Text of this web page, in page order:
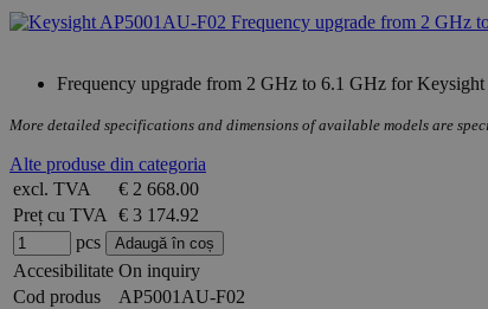
Frequency upgrade from 2 GHz to 6.1 GHz for
More detailed specifications and dimensions of available models are
Alte produse din categoria
excl. TVA
€ 2 668.00
Preț cu TVA € 3 174.92
pcs
Accesibilitate On inquiry
Cod produs
AP5001AU-F02